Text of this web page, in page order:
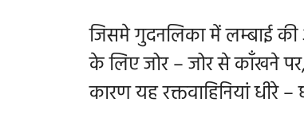
जिसमे गुदनलिका में लम्बाई की
के लिए जोर – जोर से काँखने
कारण यह रक्तवाहिनियां धीरे